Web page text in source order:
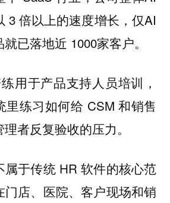
3 倍以上的速度增长，仅AI
已落地近 1000家客户。
用于产品支持人员培训，
里练习如何给 CSM 和销售
者反复验收的压力。
属于传统 HR 软件的核心范
门店、医院、客户现场和销